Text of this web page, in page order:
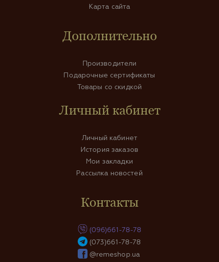
Карта сайта
Дополнительно
Производители
Подарочные сертификаты
Товары со скидкой
Личный кабинет
Личный кабинет
История заказов
Мои закладки
Рассылка новостей
Контакты
(096)661-78-78
(073)661-78-78
@remeshop.ua